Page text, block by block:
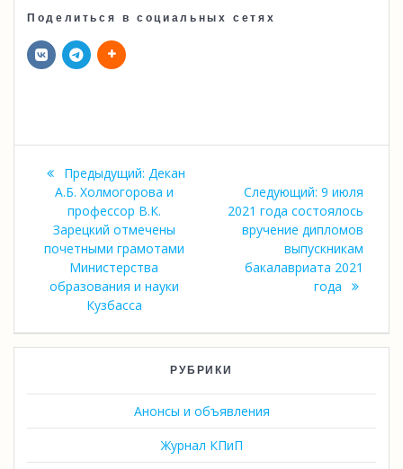
Поделиться в социальных сетях
Навигация
записям
Предыдущий: Предыдущая
запись:
Декан
А.Б. Холмогорова и
профессор В.К.
Зарецкий отмечены
почетными грамотами
Министерства
образования и науки
Кузбасса
Следующий: Следующая
запись:
9 июля
2021 года состоялось
вручение дипломов
выпускникам
бакалавриата 2021
года
РУБРИКИ
Анонсы и объявления
Журнал КПиП